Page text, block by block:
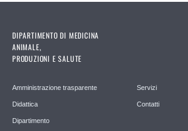
DIPARTIMENTO DI MEDICINA
ANIMALE,
PRODUZIONI E SALUTE
Amministrazione trasparente
Didattica
Dipartimento
Servizi
Contatti